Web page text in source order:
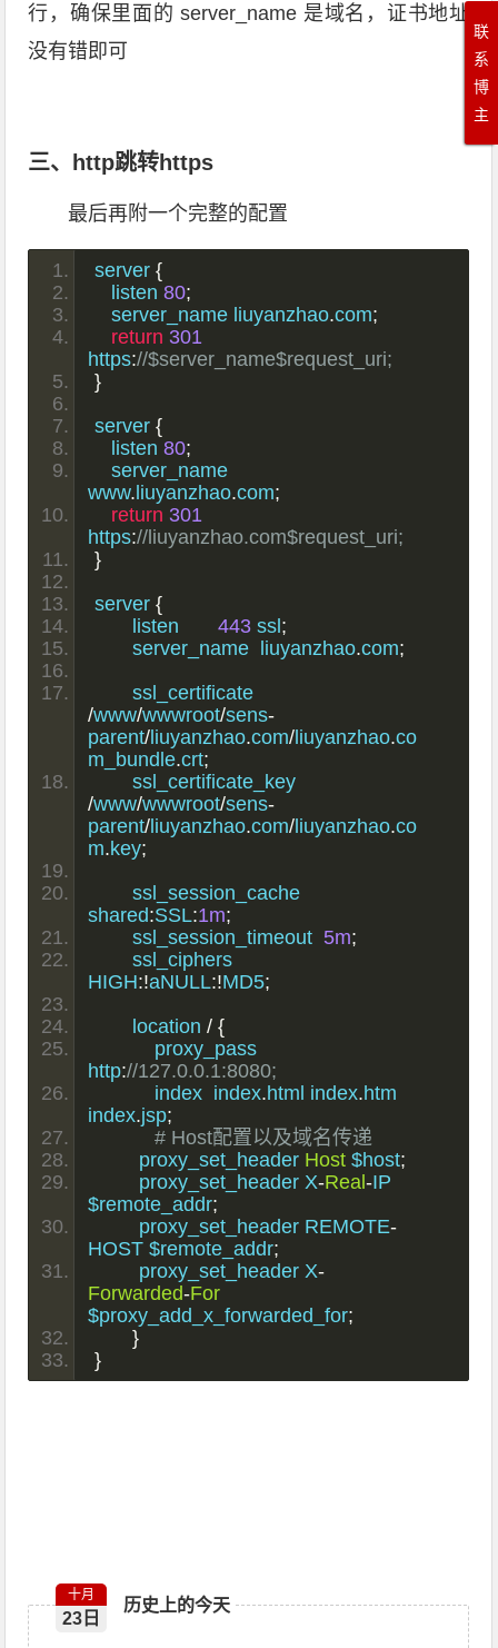
行，确保里面的 server_name 是域名，证书地址
没有错即可
三、http跳转https
最后再附一个完整的配置
server {
   listen
80;
   server_name liuyanzhao
.com;
return 301
https://$server_name$request_uri;
}
server {
   listen
80;
   server_name
www.liuyanzhao.com;
return 301
https://liuyanzhao.com$request_uri;
}
server {
	listen
443 ssl;
	server_name  liuyanzhao
.com;
/www/wwwroot/sens-
parent/liuyanzhao.com/liuyanzhao.co
m_bundle.crt;
/www/wwwroot/sens-
parent/liuyanzhao.com/liuyanzhao.co
m.key;
	ssl_session_cache
shared:SSL:1m;
	ssl_session_timeout
5m;
	ssl_ciphers
HIGH:!aNULL:!MD5;
	location
/ {
http://127.0.0.1:8080;
	    index  index
.html index.htm
index.jsp;
# Host配置以及域名传递
        proxy_set_header
Host $host;
        proxy_set_header X
-Real-IP
$remote_addr;
        proxy_set_header REMOTE
-
HOST $remote_addr;
        proxy_set_header X
-
Forwarded-For
$proxy_add_x_forwarded_for;
}
}
历史上的今天
十月
23日
联
系
博
主